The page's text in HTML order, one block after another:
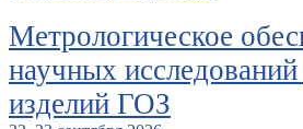
Метрологическое
научных
изделий ГОЗ